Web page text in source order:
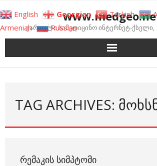
to
contentქართული სამედიცინო ინტერნეტ-ქსელი,
TAG ARCHIVES:
ᲠᲔᲛᲐᲙᲘᲡ ᲡᲘᲛᲞᲢᲝᲛᲘ
English Georgian Turkish
Armenian
Russian